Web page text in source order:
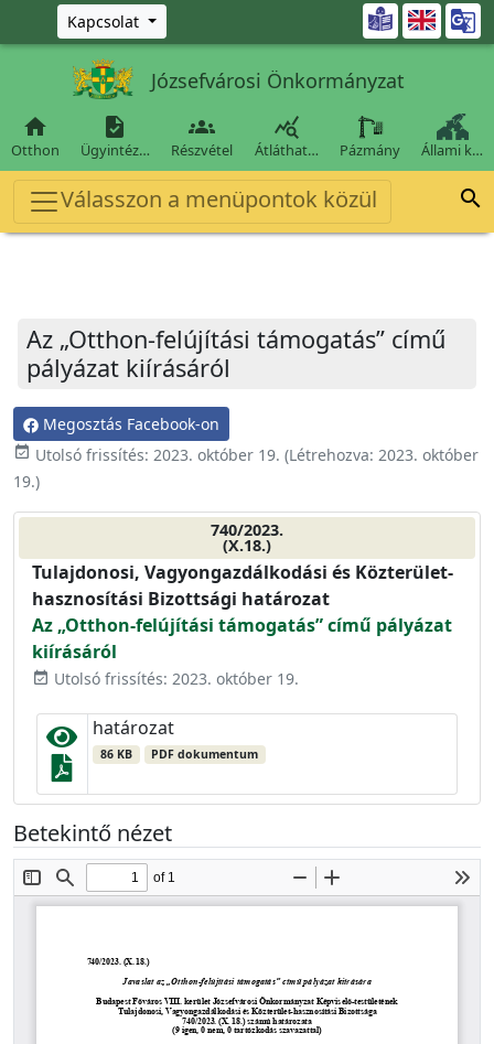
Ugrás a fő tartalomra
Kapcsolat 
Józsefvárosi Önkormányzat

Otthon

Ügyintéz…

Részvétel

Átláthat… Pázmány Állami k…
Válasszon a menüpontok közül 
Az „Otthon-felújítási támogatás” című
pályázat kiírásáról
Megosztás Facebook-on
event_available Utolsó frissítés: 2023. október 19. (Létrehozva: 2023. október
19.)
740/2023.
(X.18.)
Tulajdonosi, Vagyongazdálkodási és Közterület-
hasznosítási Bizottsági határozat
Az „Otthon-felújítási támogatás” című pályázat
kiírásáról
event_available Utolsó frissítés: 2023. október 19.
határozat
86 KB PDF dokumentum
Betekintő nézet